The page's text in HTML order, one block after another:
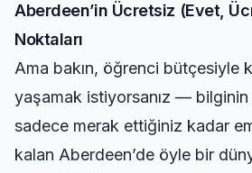
Aberdeen’in Ücretsiz (Evet,
Noktaları
Ama bakın, öğrenci bütçesiyle
yaşamak istiyorsanız —
sadece merak ettiğiniz kadar
kalan Aberdeen’de öyle bir